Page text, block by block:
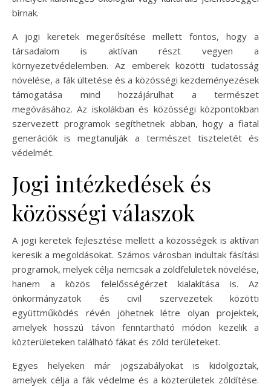
bírnak.
A jogi keretek megerősítése mellett fontos, hogy a
társadalom is aktívan részt vegyen a
környezetvédelemben. Az emberek közötti tudatosság
növelése, a fák ültetése és a közösségi kezdeményezések
támogatása mind hozzájárulhat a természet
megóvásához. Az iskolákban és közösségi központokban
szervezett programok segíthetnek abban, hogy a fiatal
generációk is megtanulják a természet tiszteletét és
védelmét.
Jogi intézkedések és
közösségi válaszok
A jogi keretek fejlesztése mellett a közösségek is aktívan
keresik a megoldásokat. Számos városban indultak fásítási
programok, melyek célja nemcsak a zöldfelületek növelése,
hanem a közös felelősségérzet kialakítása is. Az
önkormányzatok és civil szervezetek közötti
együttműködés révén jöhetnek létre olyan projektek,
amelyek hosszú távon fenntartható módon kezelik a
közterületeken található fákat és zöld területeket.
Egyes helyeken már jogszabályokat is kidolgoztak,
amelyek célja a fák védelme és a közterületek zöldítése.